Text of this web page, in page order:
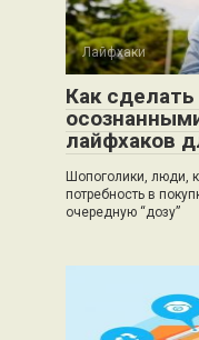
Лайфхаки
Как
лайфхаков
Шопоголики, люди,
потребность в
очередную “дозу”